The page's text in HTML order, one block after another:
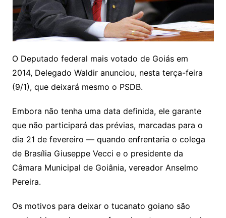
O Deputado federal mais votado de Goiás em
2014, Delegado Waldir anunciou, nesta terça-feira
(9/1), que deixará mesmo o PSDB.
Embora não tenha uma data definida, ele garante
que não participará das prévias, marcadas para o
dia 21 de fevereiro — quando enfrentaria o colega
de Brasília Giuseppe Vecci e o presidente da
Câmara Municipal de Goiânia, vereador Anselmo
Pereira.
Os motivos para deixar o tucanato goiano são